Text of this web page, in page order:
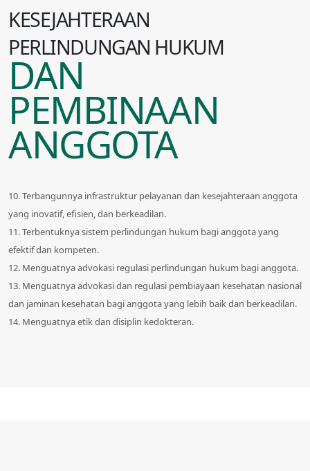
KESEJAHTERAAN
PERLINDUNGAN HUKUM
DAN
PEMBINAAN
ANGGOTA
10. Terbangunnya infrastruktur pelayanan dan kesejahteraan anggota
yang inovatif, efisien, dan berkeadilan.
11. Terbentuknya sistem perlindungan hukum bagi anggota yang
efektif dan kompeten.
12. Menguatnya advokasi regulasi perlindungan hukum bagi anggota.
13. Menguatnya advokasi dan regulasi pembiayaan kesehatan nasional
dan jaminan kesehatan bagi anggota yang lebih baik dan berkeadilan.
14. Menguatnya etik dan disiplin kedokteran.